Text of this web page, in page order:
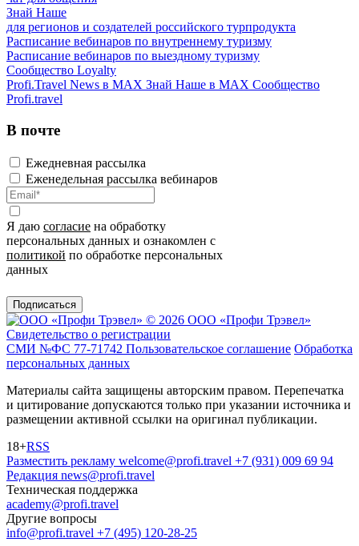
Знай Наше
для регионов и создателей российского турпродукта
Расписание вебинаров по внутреннему туризму
Расписание вебинаров по выездному туризму
Сообщество Loyalty
Profi.Travel News в MAX Знай Наше в MAX Сообщество
Profi.travel
В почте
Ежедневная рассылка
Еженедельная рассылка вебинаров
Я даю согласие на обработку
персональных данных и ознакомлен с
политикой по обработке персональных
данных
Подписаться
© 2026 ООО «Профи Трэвeл»
Свидетельство о регистрации
СМИ №ФС 77-71742 Пользовательское соглашение Обработка
персональных данных
Материалы сайта защищены авторским правом. Перепечатка
и цитирование допускаются только при указании источника и
размещении активной ссылки на оригинал публикации.
18+RSS
Разместить рекламу welcome@profi.travel +7 (931) 009 69 94
Редакция news@profi.travel
Техническая поддержка
academy@profi.travel
Другие вопросы
info@profi.travel +7 (495) 120-28-25